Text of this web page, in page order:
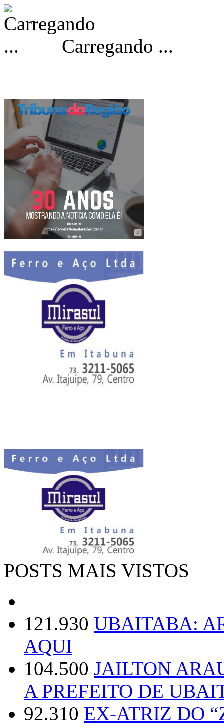
Carregando ...
POSTS MAIS VISTOS
121.930 UBAITABA:
AQUI
104.500 JAILTON
A PREFEITO DE
92.310 EX-ATRIZ DO